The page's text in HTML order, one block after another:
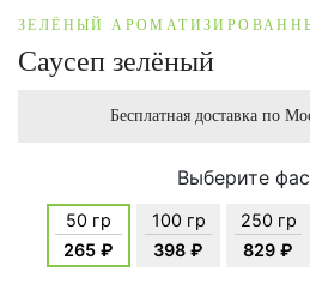
ЗЕЛЁНЫЙ
Саусеп зелёный
Бесплатная доставка по
Выберите
50 гр
265 ₽
100 гр
398 ₽
250 гр
829 ₽